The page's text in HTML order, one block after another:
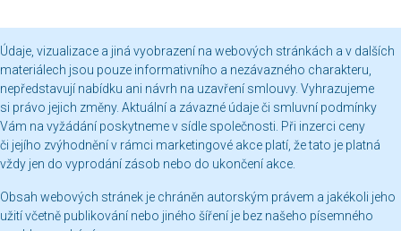
Údaje, vizualizace a jiná vyobrazení na webových stránkách a v dalších
materiálech jsou pouze informativního a nezávazného charakteru,
nepředstavují nabídku ani návrh na uzavření smlouvy. Vyhrazujeme
si právo jejich změny. Aktuální a závazné údaje či smluvní podmínky
Vám na vyžádání poskytneme v sídle společnosti. Při inzerci ceny
či jejího zvýhodnění v rámci marketingové akce platí, že tato je platná
vždy jen do vyprodání zásob nebo do ukončení akce.
Obsah webových stránek je chráněn autorským právem a jakékoli jeho
užití včetně publikování nebo jiného šíření je bez našeho písemného